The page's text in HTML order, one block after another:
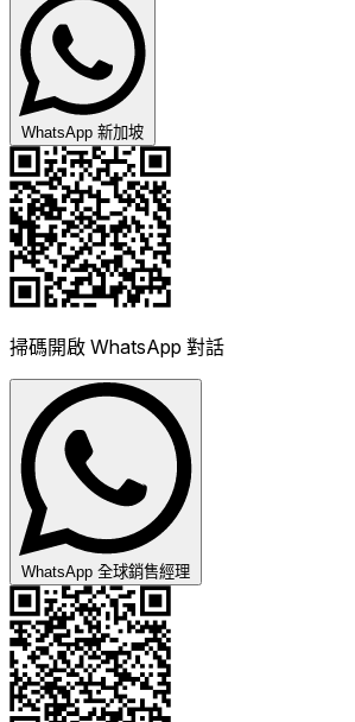
WhatsApp 新加坡
掃碼開啟 WhatsApp 對話
WhatsApp 全球銷售經理